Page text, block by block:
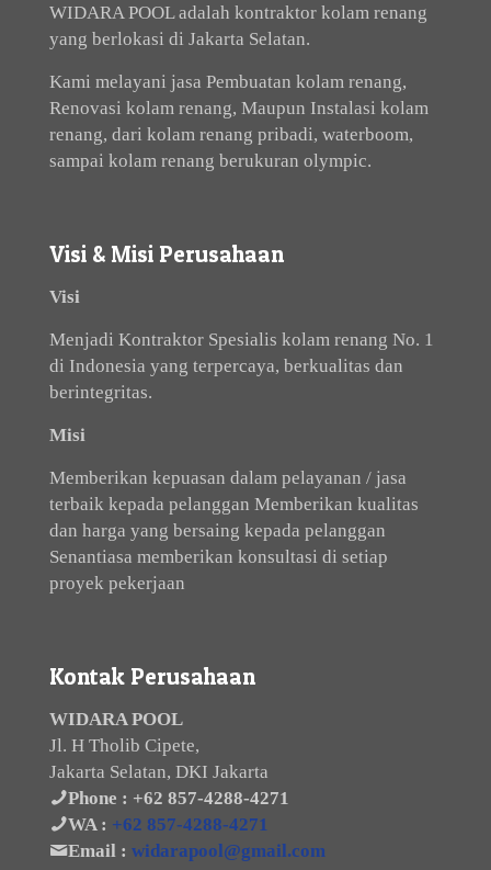
WIDARA POOL adalah kontraktor kolam renang
yang berlokasi di Jakarta Selatan.
Kami melayani jasa Pembuatan kolam renang,
Renovasi kolam renang, Maupun Instalasi kolam
renang, dari kolam renang pribadi, waterboom,
sampai kolam renang berukuran olympic.
Visi & Misi Perusahaan
Visi
Menjadi Kontraktor Spesialis kolam renang No. 1
di Indonesia yang terpercaya, berkualitas dan
berintegritas.
Misi
Memberikan kepuasan dalam pelayanan / jasa
terbaik kepada pelanggan Memberikan kualitas
dan harga yang bersaing kepada pelanggan
Senantiasa memberikan konsultasi di setiap
proyek pekerjaan
Kontak Perusahaan
WIDARA POOL
Jl. H Tholib Cipete,
Jakarta Selatan, DKI Jakarta
Phone : +62 857-4288-4271
WA : +62 857-4288-4271
Email : widarapool@gmail.com